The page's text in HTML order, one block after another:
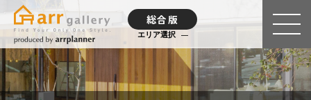
総合版
エリア選択